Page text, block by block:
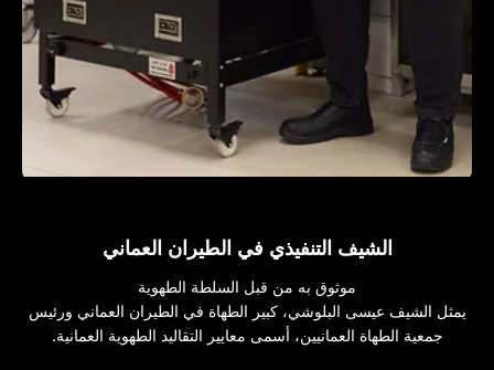
الشيف التنفيذي في الطيران العماني
موثوق به من قبل السلطة الطهوية
يمثل الشيف عيسى البلوشي، كبير الطهاة في الطيران العماني ورئيس
جمعية الطهاة العمانيين، أسمى معايير التقاليد الطهوية العمانية.